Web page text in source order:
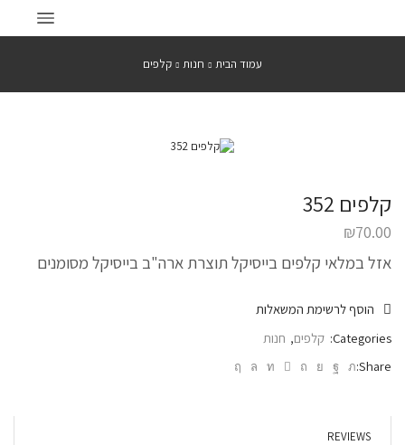
עמוד הבית חנות קלפים
קלפים 352
₪70.00
אזל במלאי קלפים בייסיקל תוצרת ארה"ב בייסיקל מסומנים
הוסף לרשימת המשאלות
Categories: קלפים, חנות
Share:
REVIEWS